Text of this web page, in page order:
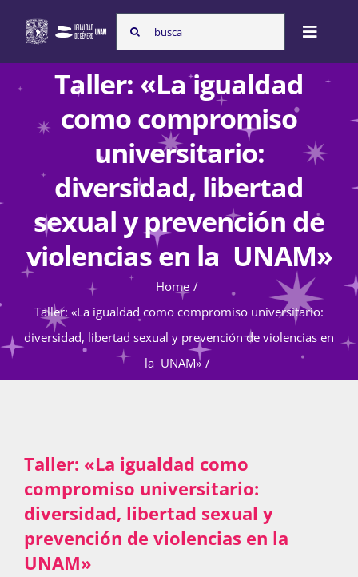
content
Search
for:
Toggle
Inicio
Nosotras
Programas
Atención de la violencia de género
Cursos
La Boletina
Blog
Taller: «La igualdad
como compromiso
universitario:
diversidad, libertad
sexual y prevención de
violencias en la UNAM»
Home
Taller: «La igualdad como compromiso universitario:
diversidad, libertad sexual y prevención de violencias en
la UNAM»
Taller: «La igualdad como
compromiso universitario:
diversidad, libertad sexual y
prevención de violencias en la
UNAM»